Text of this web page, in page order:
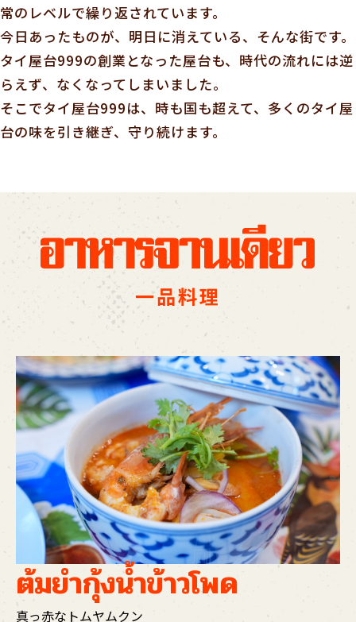
常のレベルで繰り返されています。
今日あったものが、明日に消えている、そんな街です。
タイ屋台999の創業となった屋台も、時代の流れには逆
らえず、なくなってしまいました。
そこでタイ屋台999は、時も国も超えて、多くのタイ屋
台の味を引き継ぎ、守り続けます。
一品料理
ต้มยำกุ้งน้ำข้าวโพด
真っ赤なトムヤムクン